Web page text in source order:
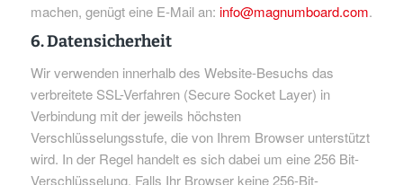
machen, genügt eine E-Mail an: info@magnumboard.com.
6. Datensicherheit
Wir verwenden innerhalb des Website-Besuchs das
verbreitete SSL-Verfahren (Secure Socket Layer) in
Verbindung mit der jeweils höchsten
Verschlüsselungsstufe, die von Ihrem Browser unterstützt
wird. In der Regel handelt es sich dabei um eine 256 Bit-
Verschlüsselung. Falls Ihr Browser keine 256-Bit-